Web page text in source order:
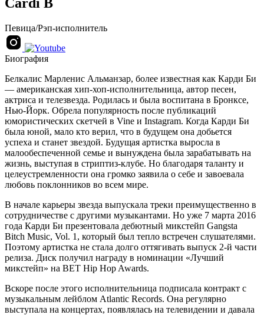
Певица/Рэп-исполнитель
Биография
Белкалис Марленис Альманзар, более известная как Карди Би
— американская хип-хоп-исполнительница, автор песен,
актриса и телезвезда. Родилась и была воспитана в Бронксе,
Нью-Йорк. Обрела популярность после публикаций
юмористических скетчей в Vine и Instagram. Когда Карди Би
была юной, мало кто верил, что в будущем она добьется
успеха и станет звездой. Будущая артистка выросла в
малообеспеченной семье и вынуждена была зарабатывать на
жизнь, выступая в стриптиз-клубе. Но благодаря таланту и
целеустремленности она громко заявила о себе и завоевала
любовь поклонников во всем мире.
В начале карьеры звезда выпускала треки преимущественно в
сотрудничестве с другими музыкантами. Но уже 7 марта 2016
года Карди Би презентовала дебютный микстейп Gangsta
Bitch Music, Vol. 1, который был тепло встречен слушателями.
Поэтому артистка не стала долго оттягивать выпуск 2-й части
релиза. Диск получил награду в номинации «Лучший
микстейп» на BET Hip Hop Awards.
Вскоре после этого исполнительница подписала контракт с
музыкальным лейблом Atlantic Records. Она регулярно
выступала на концертах, появлялась на телевидении и давала